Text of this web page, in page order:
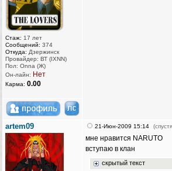
Стаж: 17 лет
Сообщений: 374
Откуда: Дзержинск
Провайдер: ВТ (IXNN)
Пол: Onna (Ж)
Он-лайн: Нет
Карма: 0.00
artem09 21-Июн-2009 15:14
мне нравится NARUTO
вступаю в клан
скрытый текст